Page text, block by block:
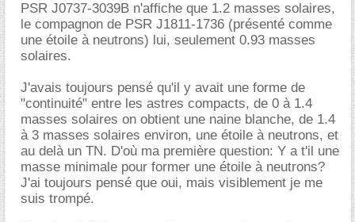
PSR J0737-3039B n'affiche que 1.2 masses solaires,
le compagnon de PSR J1811-1736 (présenté comme
une étoile à neutrons) lui, seulement 0.93 masses
solaires.
J'avais toujours pensé qu'il y avait une forme de
"continuité" entre les astres compacts, de 0 à 1.4
masses solaires on obtient une naine blanche, de 1.4
à 3 masses solaires environ, une étoile à neutrons, et
au delà un TN. D'où ma première question: Y a t'il une
masse minimale pour former une étoile à neutrons?
J'ai toujours pensé que oui, mais visiblement je me
suis trompé.